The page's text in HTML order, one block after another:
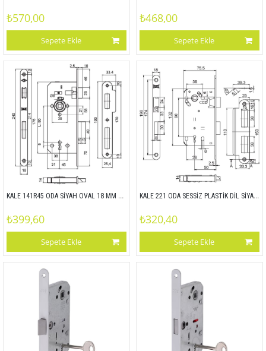
₺570,00
Sepete Ekle
₺468,00
Sepete Ekle
KALE 141R45 ODA SİYAH OVAL 18 MM 90x45 141R MP24
₺399,60
Sepete Ekle
KALE 221 ODA SESSİZ PLASTİK DİL SİYAH OVAL 18 MM 90x50 MP24
₺320,40
Sepete Ekle